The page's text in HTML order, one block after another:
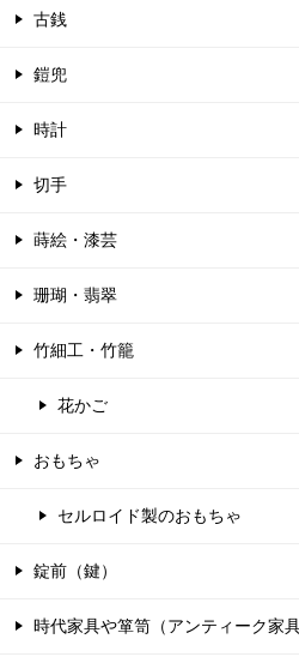
古銭
鎧兜
時計
切手
蒔絵・漆芸
珊瑚・翡翠
竹細工・竹籠
花かご
おもちゃ
セルロイド製のおもちゃ
錠前（鍵）
時代家具や箪笥（アンティーク家具